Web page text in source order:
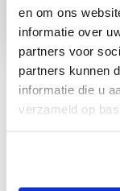
en om ons
informatie over
partners voor
partners kunnen
informatie die u
verzameld op
Other